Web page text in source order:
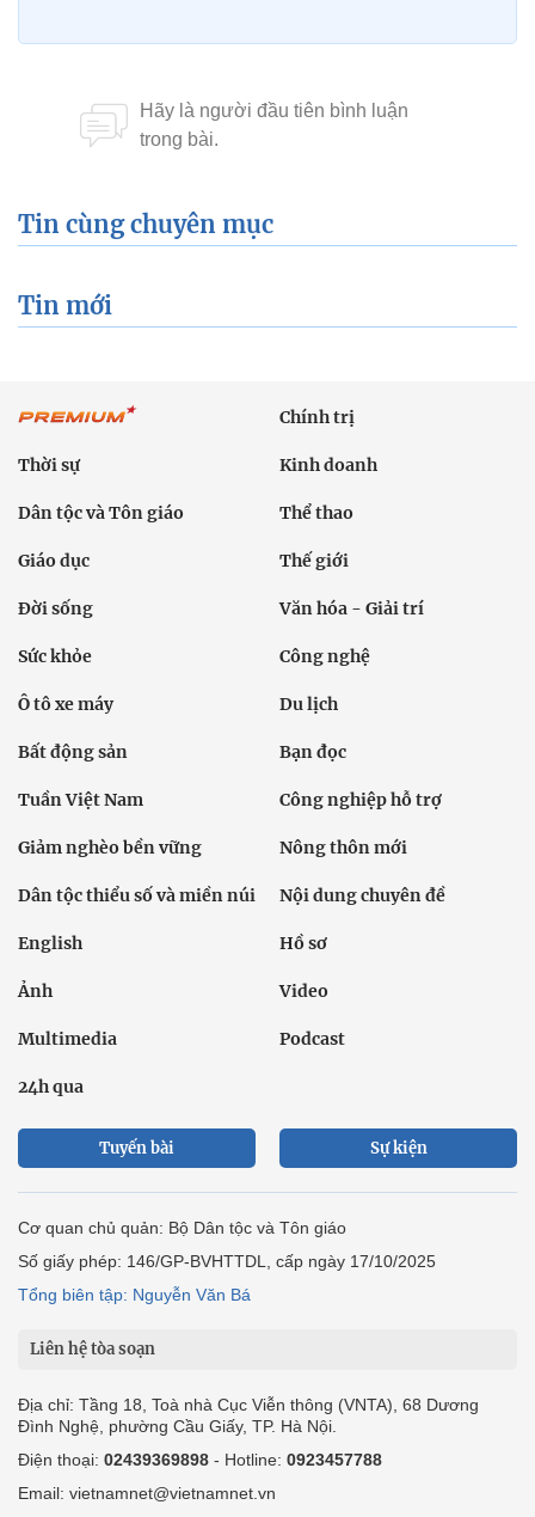
Tin cùng chuyên mục
Tin mới
Chính trị
Thời sự Kinh doanh
Dân tộc và Tôn giáo Thể thao
Giáo dục Thế giới
Đời sống Văn hóa - Giải trí
Sức khỏe Công nghệ
Ô tô xe máy Du lịch
Bất động sản Bạn đọc
Tuần Việt Nam Công nghiệp hỗ trợ
Giảm nghèo bền vững Nông thôn mới
Dân tộc thiểu số và miền núi Nội dung chuyên đề
English Hồ sơ
Ảnh Video
Multimedia Podcast
24h qua
Tuyến bài Sự kiện
Cơ quan chủ quản: Bộ Dân tộc và Tôn giáo
Số giấy phép: 146/GP-BVHTTDL, cấp ngày 17/10/2025
Tổng biên tập: Nguyễn Văn Bá
Liên hệ tòa soạn
Địa chỉ: Tầng 18, Toà nhà Cục Viễn thông (VNTA), 68 Dương
Đình Nghệ, phường Cầu Giấy, TP. Hà Nội.
Điện thoại: 02439369898 - Hotline: 0923457788
Email: vietnamnet@vietnamnet.vn